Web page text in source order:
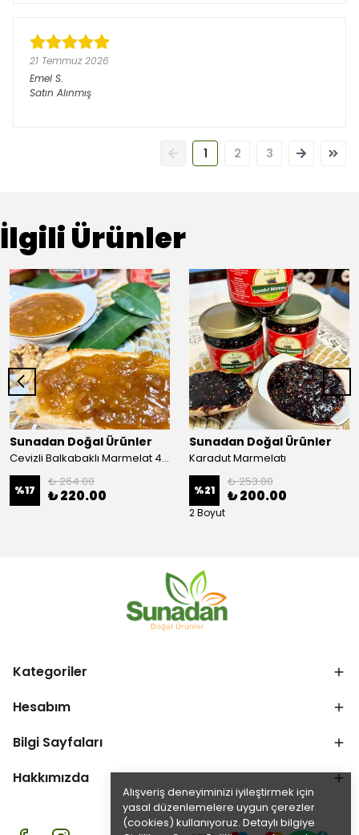
Alışveriş deneyiminizi iyileştirmek için
yasal düzenlemelere uygun çerezler
(cookies) kullanıyoruz. Detaylı bilgiye
21 Temmuz 2026
Emel S.
Satın Alınmış
1 2 3
İlgili Ürünler
Sunadan Doğal Ürünler
Cevizli Balkabaklı Marmelat 460 Gr
%17
₺ 264.00
₺ 220.00
Sunadan Doğal Ürünler
Karadut Marmelatı
%21
₺ 253.00
₺ 200.00
2 Boyut
Kategoriler
Hesabım
Bilgi Sayfaları
Hakkımızda